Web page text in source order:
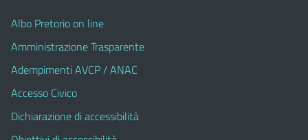
Albo Pretorio on line
Amministrazione Trasparente
Adempimenti AVCP / ANAC
Accesso Civico
Dichiarazione di accessibilità